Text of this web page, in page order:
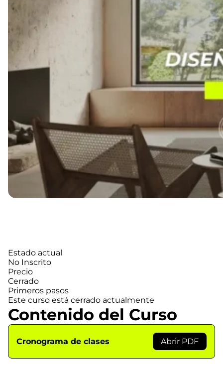
Estado actual
No Inscrito
Precio
Cerrado
Primeros pasos
Este curso está cerrado actualmente
Contenido del Curso
Cronograma de clases Abrir PDF